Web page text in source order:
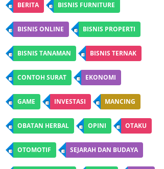
BERITA BISNIS FURNITURE
BISNIS ONLINE BISNIS PROPERTI
BISNIS TANAMAN BISNIS TERNAK
CONTOH SURAT EKONOMI
GAME INVESTASI MANCING
OBATAN HERBAL OPINI OTAKU
OTOMOTIF SEJARAH DAN BUDAYA